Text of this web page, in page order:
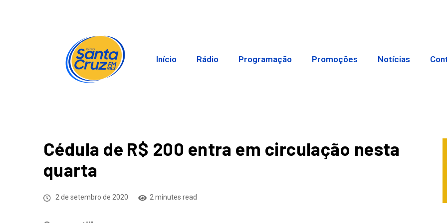
Início Rádio Programação Promoções Notícias
Cédula de R$ 200 entra em circulação nesta
quarta
2 de setembro de 2020 2 minutes read